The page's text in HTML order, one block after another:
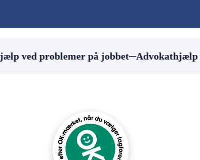
ved problemer på jobbet─Advokathjælp ved